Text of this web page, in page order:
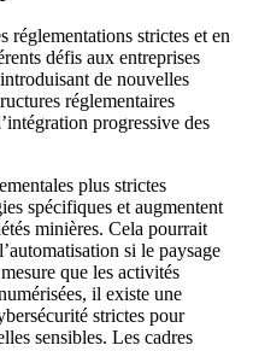
réglementations strictes et en
défis aux entreprises
de nouvelles
réglementaires
progressive des
plus strictes
spécifiques et augmentent
minières. Cela pourrait
si le paysage
que les activités
il existe une
strictes pour
sensibles. Les cadres